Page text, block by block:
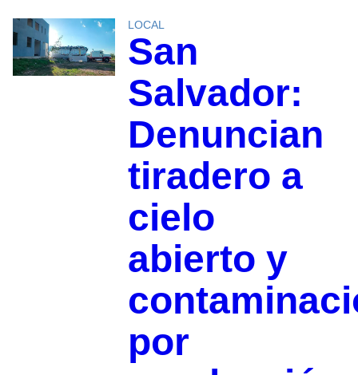
LOCAL
San
Salvador:
Denuncian
tiradero a
cielo
abierto y
por